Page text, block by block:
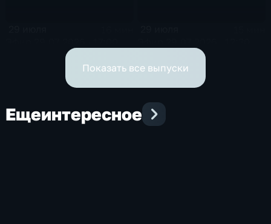
Показать все выпуски
Ещеинтересное